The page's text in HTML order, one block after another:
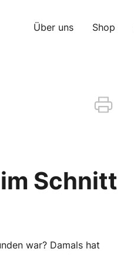
Über uns Shop
Schnitt
war? Damals hat